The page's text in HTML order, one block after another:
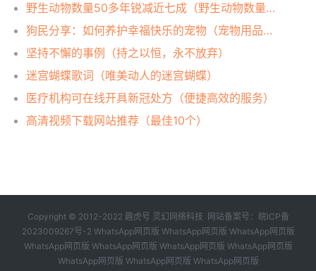
野生动物数量50多年锐减近七成（野生动物数量急剧下降）
狗民分享：如何养护幸福快乐的宠物（宠物用品选择）
坚持不懈的事例（持之以恒，永不放弃）
迷宫蝴蝶歌词（唯美动人的迷宫蝴蝶）
医疗机构可在线开具新冠处方（便捷高效的服务）
高清视频下载网站推荐（最佳10个）
Copyright © 2012-2022 趣虎号 灵幻网络科技 网站备案号： 皖ICP备
2023009267号-2 WhatsApp网页版 WhatsApp网页版 WhatsApp网页版
WhatsApp网页版 WhatsApp网页版 WhatsApp网页版 WhatsApp网页版
WhatsApp网页版 WhatsApp网页版 WhatsApp网页版